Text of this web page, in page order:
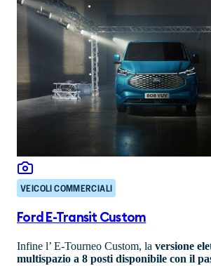
VEICOLI COMMERCIALI
Ford E-Transit Custom
Infine l’ E-Tourneo Custom, la versione
multispazio a 8 posti disponibile con il